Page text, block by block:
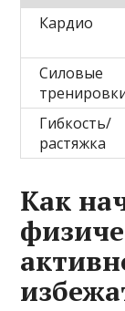
Кардио
Силовые
Гибкость/
растяжка
Как